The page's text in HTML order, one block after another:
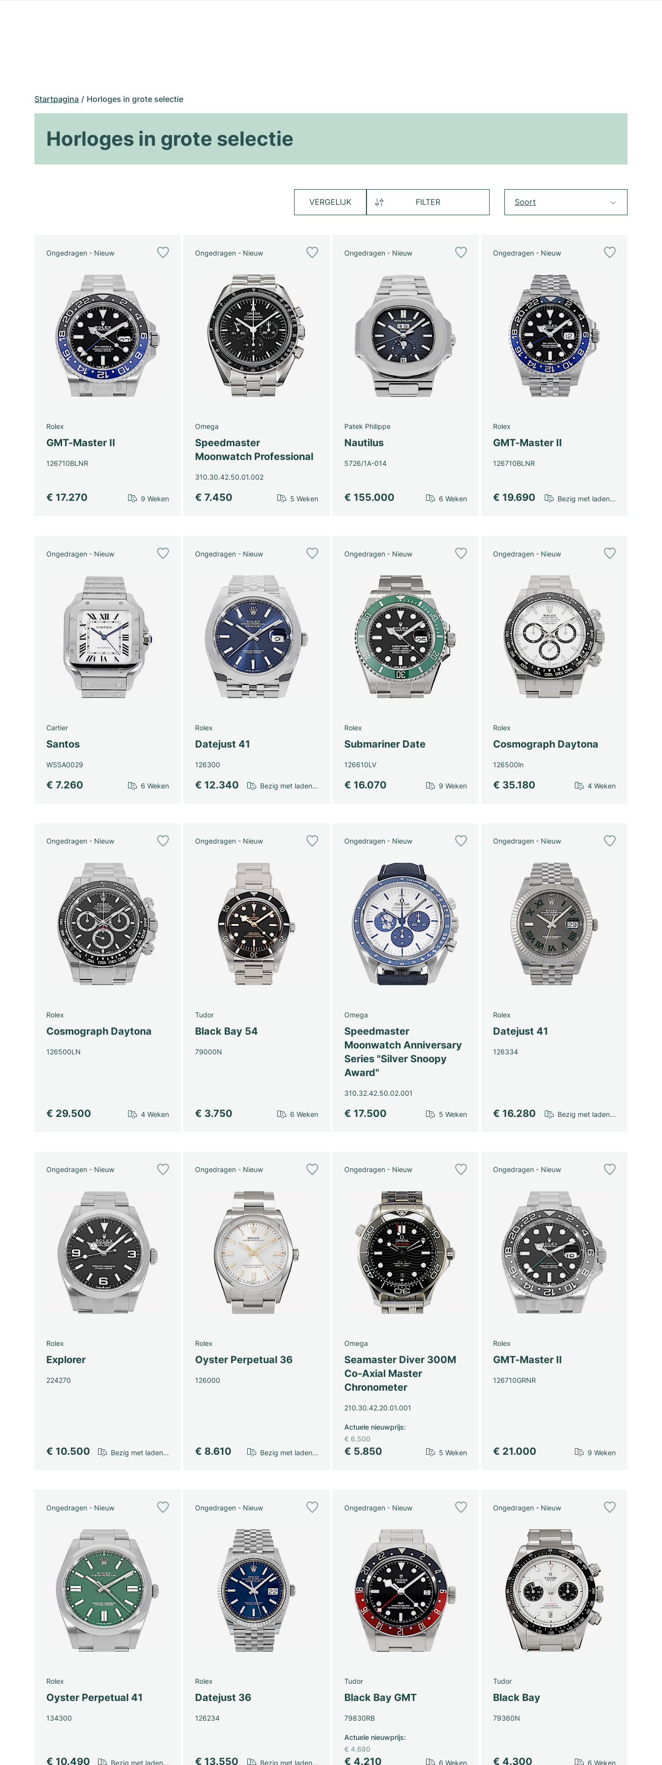
Startpagina Horloges in grote selectie
Horloges in grote selectie
VERGELIJK FILTER Soort
Ongedragen - Nieuw
Rolex
GMT-Master II
126710BLNR
€ 17.270 9 Weken
Ongedragen - Nieuw
Omega
Speedmaster
Moonwatch Professional
310.30.42.50.01.002
€ 7.450 5 Weken
Ongedragen - Nieuw
Patek Philippe
Nautilus
5726/1A-014
€ 155.000 6 Weken
Ongedragen - Nieuw
Rolex
GMT-Master II
126710BLNR
€ 19.690 Bezig met laden...
Ongedragen - Nieuw
Cartier
Santos
WSSA0029
€ 7.260 6 Weken
Ongedragen - Nieuw
Rolex
Datejust 41
126300
€ 12.340 Bezig met laden...
Ongedragen - Nieuw
Rolex
Submariner Date
126610LV
€ 16.070 9 Weken
Ongedragen - Nieuw
Rolex
Cosmograph Daytona
126500ln
€ 35.180 4 Weken
Ongedragen - Nieuw
Rolex
Cosmograph Daytona
126500LN
€ 29.500 4 Weken
Ongedragen - Nieuw
Tudor
Black Bay 54
79000N
€ 3.750 6 Weken
Ongedragen - Nieuw
Omega
Speedmaster
Moonwatch Anniversary
Series "Silver Snoopy
Award"
310.32.42.50.02.001
€ 17.500 5 Weken
Ongedragen - Nieuw
Rolex
Datejust 41
126334
€ 16.280 Bezig met laden...
Ongedragen - Nieuw
Rolex
Explorer
224270
€ 10.500 Bezig met laden...
Ongedragen - Nieuw
Rolex
Oyster Perpetual 36
126000
€ 8.610 Bezig met laden...
Ongedragen - Nieuw
Omega
Seamaster Diver 300M
Co-Axial Master
Chronometer
210.30.42.20.01.001
€ 5.850
Actuele nieuwprijs:
€ 6.500
5 Weken
Ongedragen - Nieuw
Rolex
GMT-Master II
126710GRNR
€ 21.000 9 Weken
Ongedragen - Nieuw
Rolex
Oyster Perpetual 41
134300
€ 10.490 Bezig met laden...
Ongedragen - Nieuw
Rolex
Datejust 36
126234
€ 13.550 Bezig met laden...
Ongedragen - Nieuw
Tudor
Black Bay GMT
79830RB
€ 4.210
Actuele nieuwprijs:
€ 4.680
6 Weken
Ongedragen - Nieuw
Tudor
Black Bay
79360N
€ 4.300 6 Weken